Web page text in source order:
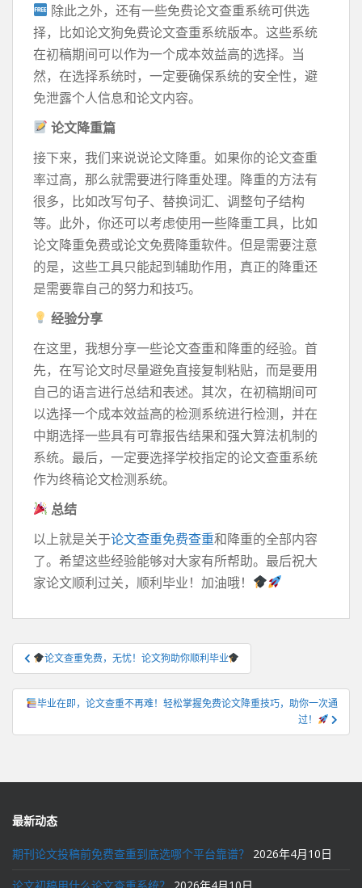
除此之外，还有一些免费论文查重系统可供选
择，比如论文狗免费论文查重系统版本。这些系统
在初稿期间可以作为一个成本效益高的选择。当
然，在选择系统时，一定要确保系统的安全性，避
免泄露个人信息和论文内容。
论文降重篇
接下来，我们来说说论文降重。如果你的论文查重
率过高，那么就需要进行降重处理。降重的方法有
很多，比如改写句子、替换词汇、调整句子结构
等。此外，你还可以考虑使用一些降重工具，比如
论文降重免费或论文免费降重软件。但是需要注意
的是，这些工具只能起到辅助作用，真正的降重还
是需要靠自己的努力和技巧。
经验分享
在这里，我想分享一些论文查重和降重的经验。首
先，在写论文时尽量避免直接复制粘贴，而是要用
自己的语言进行总结和表述。其次，在初稿期间可
以选择一个成本效益高的检测系统进行检测，并在
中期选择一些具有可靠报告结果和强大算法机制的
系统。最后，一定要选择学校指定的论文查重系统
作为终稿论文检测系统。
总结
以上就是关于论文查重免费查重和降重的全部内容
了。希望这些经验能够对大家有所帮助。最后祝大
家论文顺利过关，顺利毕业！加油哦！
文
章
导
航
论文查重免费，无忧！论文狗助你顺利毕业
毕业在即，论文查重不再难！轻松掌握免费论文降重技巧，助你一次通
过！
最新动态
期刊论文投稿前免费查重到底选哪个平台靠谱？ 2026年4月10日
论文初稿用什么论文查重系统？ 2026年4月10日